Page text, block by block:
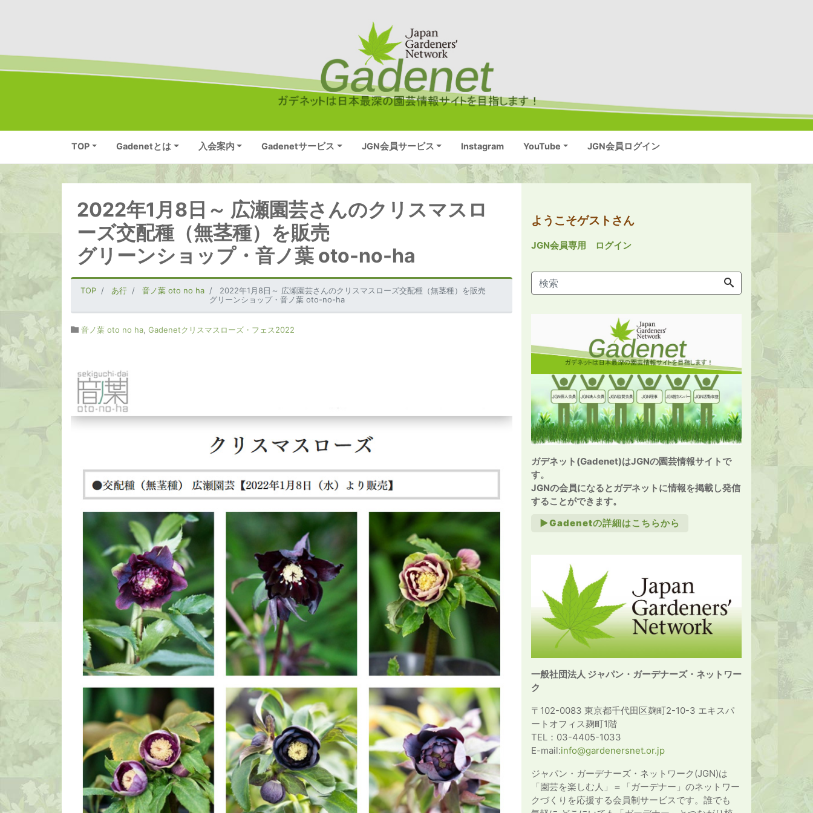
TOP Gadenetとは 入会案内 Gadenetサービス JGN会員サービス Instagram YouTube JGN会員ログイン
2022年1月8日～ 広瀬園芸さんのクリスマスロ
ーズ交配種（無茎種）を販売
グリーンショップ・音ノ葉 oto-no-ha
TOP あ行 音ノ葉 oto no ha
2022年1月8日～ 広瀬園芸さんのクリスマスローズ交配種（無茎種）を販売
グリーンショップ・音ノ葉 oto-no-ha
音ノ葉 oto no ha Gadenetクリスマスローズ・フェス2022
ようこそゲストさん
JGN会員専用 ログイン
ガデネット(Gadenet)はJGNの園芸情報サイトで
す。
JGNの会員になるとガデネットに情報を掲載し発信
することができます。
►Gadenetの詳細はこちらから
一般社団法人 ジャパン・ガーデナーズ・ネットワー
ク
〒102-0083 東京都千代田区麹町2-10-3 エキスパ
ートオフィス麹町1階
TEL：03-4405-1033
E-mail:info@gardenersnet.or.jp
ジャパン・ガーデナーズ・ネットワーク(JGN)は
「園芸を楽しむ人」＝「ガーデナー」のネットワー
クづくりを応援する会員制サービスです。誰でも